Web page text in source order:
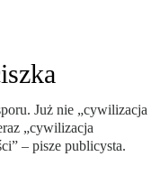
Już nie „cywilizacja
„cywilizacja
– pisze publicysta.